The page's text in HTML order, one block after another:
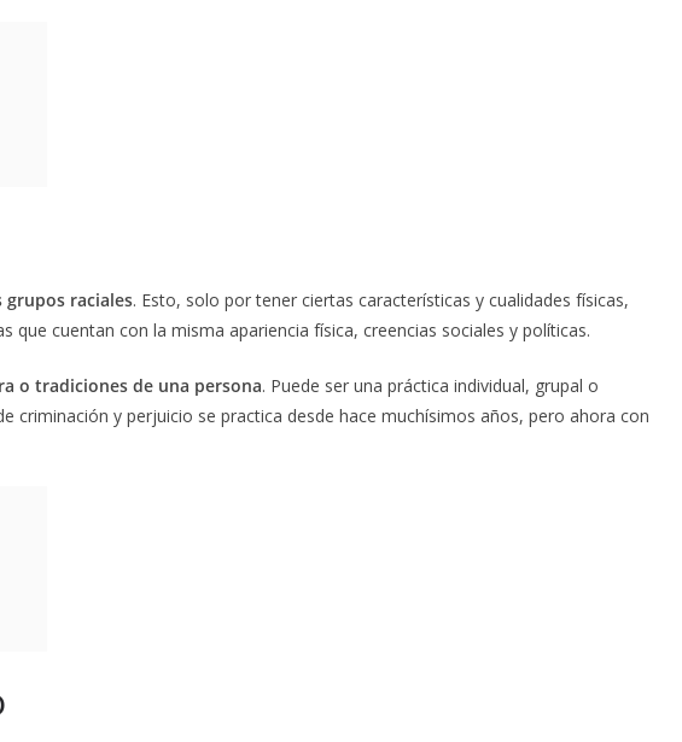
raciales. Esto, solo por tener ciertas características y cualidades físicas,
cuentan con la misma apariencia física, creencias sociales y políticas.
o tradiciones de una persona. Puede ser una práctica individual, grupal o
y perjuicio se practica desde hace muchísimos años, pero ahora con